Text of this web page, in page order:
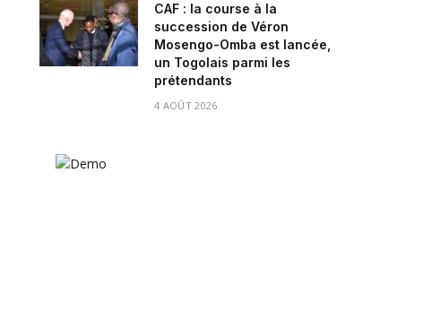
CAF : la course à la
succession de Véron
Mosengo-Omba est lancée,
un Togolais parmi les
prétendants
4 AOÛT 2026